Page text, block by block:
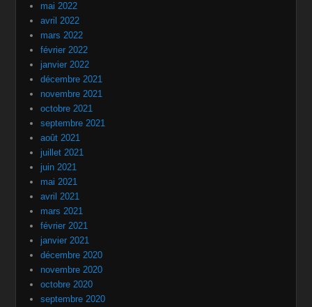
mai 2022
avril 2022
mars 2022
février 2022
janvier 2022
décembre 2021
novembre 2021
octobre 2021
septembre 2021
août 2021
juillet 2021
juin 2021
mai 2021
avril 2021
mars 2021
février 2021
janvier 2021
décembre 2020
novembre 2020
octobre 2020
septembre 2020